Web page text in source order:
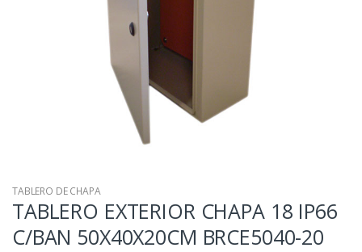
TABLERO DE CHAPA
TABLERO EXTERIOR CHAPA 18 IP66
C/BAN 50X40X20CM BRCE5040-20